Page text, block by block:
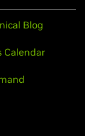
Blog
Calendar